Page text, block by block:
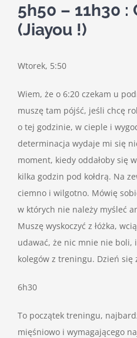
5h50 – 11h30 :
(Jiayou !)
Wtorek, 5:50
Wiem, że o 6:20 czekam u
muszę tam pójść, jeśli chcę
o tej godzinie, w cieple i
determinacja wydaje mi się
moment, kiedy oddałoby się
kilka godzin pod kołdrą. Na
ciemno i wilgotno. Mówię
w których nie należy myśleć
Muszę wyskoczyć z łóżka,
udawać, że nic mnie nie boli,
kolegów z treningu. Dzień się
6h30
To początek treningu,
mięśniowo i wymagającego